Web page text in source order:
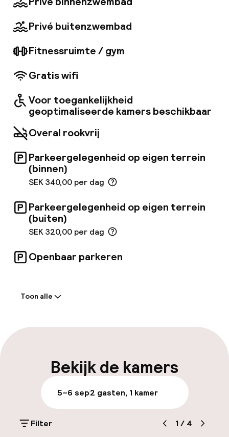
en een flatscreen-tv. Dit etablissement
beschikt over een spa op de bovenste
verdieping, een het hele jaar door verwarmd
toegangstarief voor hotelgasten, Kitchen and
conferentiefaciliteiten met een banketzaal.
Privé buitenzwembad
Fitnessruimte / gym
Gratis wifi
Voor toegankelijkheid
geoptimaliseerde kamers beschikbaar
Overal rookvrij
Parkeergelegenheid op eigen terrein
(binnen)
SEK 340,00 per dag
Parkeergelegenheid op eigen terrein
(buiten)
SEK 320,00 per dag
Openbaar parkeren
Laat uitchecken mogelijk
Bagageruimte
Parkeren & mobiliteit
Toon alle
Bekijk de kamers
5–6 sep2 gasten, 1 kamer
Filter 1 / 4